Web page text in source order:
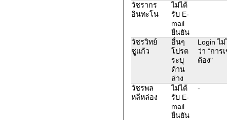
วัชรากร
อินทะโน
ไม่ได้
รับ E-
mail
ยืนยัน
วัชรวิทย์
ชูแก้ว
อื่นๆ
โปรด
ระบุ
ด้าน
ล่าง
Login ไ
ว่า "การ
ต้อง"
วัชรพล
หลีหล่อง
ไม่ได้
รับ E-
mail
ยืนยัน
-